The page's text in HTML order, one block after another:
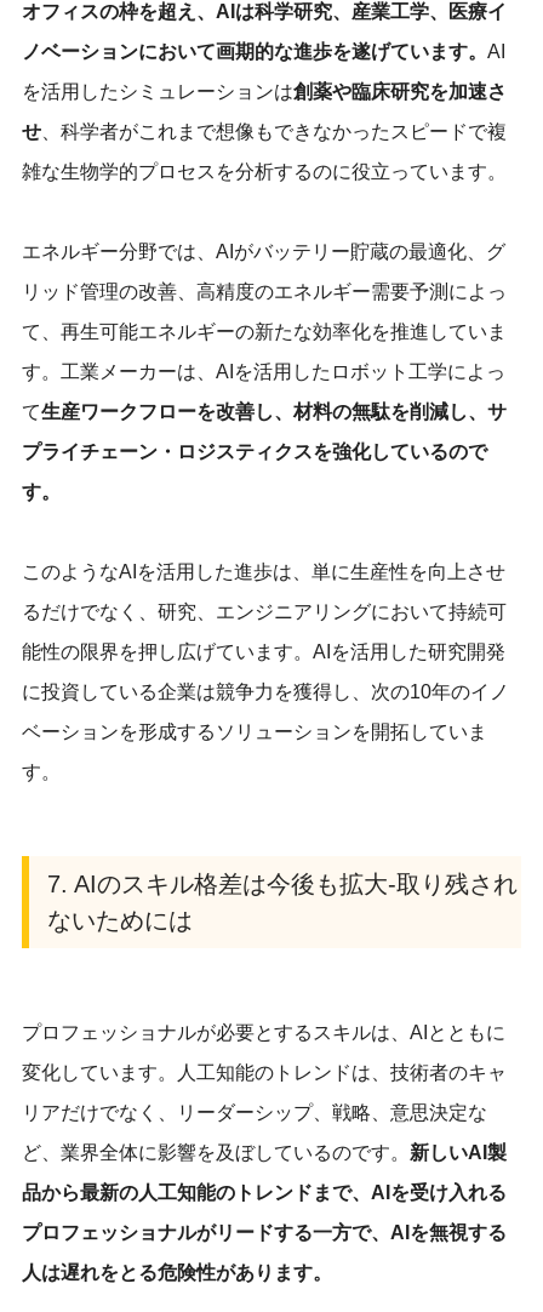
オフィスの枠を超え、AIは科学研究、産業工学、医療イ
ノベーションにおいて画期的な進歩を遂げています。 AI
を活用したシミュレーションは創薬や臨床研究を加速さ
せ、科学者がこれまで想像もできなかったスピードで複
雑な生物学的プロセスを分析するのに役立っています。
エネルギー分野では、AIがバッテリー貯蔵の最適化、グ
リッド管理の改善、高精度のエネルギー需要予測によっ
て、再生可能エネルギーの新たな効率化を推進していま
す。工業メーカーは、AIを活用したロボット工学によっ
て生産ワークフローを改善し、材料の無駄を削減し、サ
プライチェーン・ロジスティクスを強化しているので
す。
このようなAIを活用した進歩は、単に生産性を向上させ
るだけでなく、研究、エンジニアリングにおいて持続可
能性の限界を押し広げています。AIを活用した研究開発
に投資している企業は競争力を獲得し、次の10年のイノ
ベーションを形成するソリューションを開拓していま
す。
7. AIのスキル格差は今後も拡大-取り残され
ないためには
プロフェッショナルが必要とするスキルは、AIとともに
変化しています。人工知能のトレンドは、技術者のキャ
リアだけでなく、リーダーシップ、戦略、意思決定な
ど、業界全体に影響を及ぼしているのです。 新しいAI製
品から最新の人工知能のトレンドまで、AIを受け入れる
プロフェッショナルがリードする一方で、AIを無視する
人は遅れをとる危険性があります。